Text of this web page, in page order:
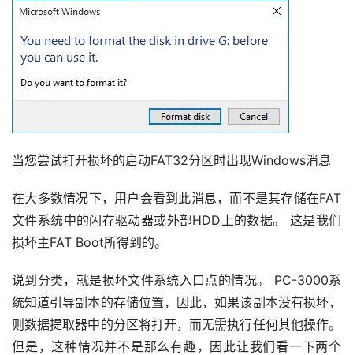
当您尝试打开损坏的启动FAT32分区时出现Windows消息
在大多数情况下，用户会看到此消息，而不是其存储在FAT
文件系统中的闪存驱动器或外部HDD上的数据。 这是我们
损坏主FAT Boot所得到的。
说到分类，就是损坏文件系统入口点的情况。 PC-3000系
统知道引导副本的存储位置，因此，如果该副本没有损坏，
则数据提取器中的分区将打开，而无需执行任何其他操作。
但是，这种情况并不是那么有趣，因此让我们看一下两个